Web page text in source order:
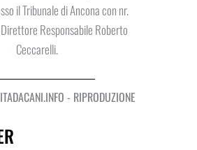
il Tribunale di Ancona con nr.
Responsabile Roberto
Ceccarelli.
- RIPRODUZIONE